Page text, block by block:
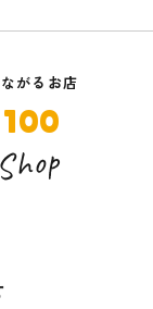
がるお店
100
Shop